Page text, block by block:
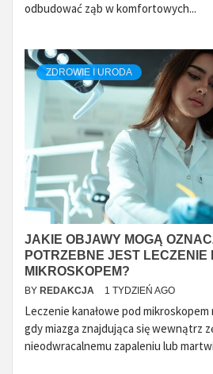
odbudować ząb w komfortowych...
ZDROWIE I URODA
JAKIE OBJAWY MOGĄ
POTRZEBNE JEST LECZENIE
MIKROSKOPEM?
BY REDAKCJA 1 TYDZIEŃ AGO
Leczenie kanałowe pod
gdy miazga znajdująca się wewnątrz
nieodwracalnemu zapaleniu lub